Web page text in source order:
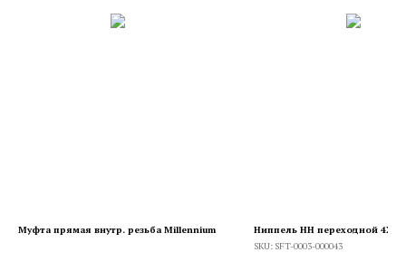
Муфта прямая внутр. резьба Millennium
Ниппель НН переходной 4X3
SKU: SFT-0003-000043